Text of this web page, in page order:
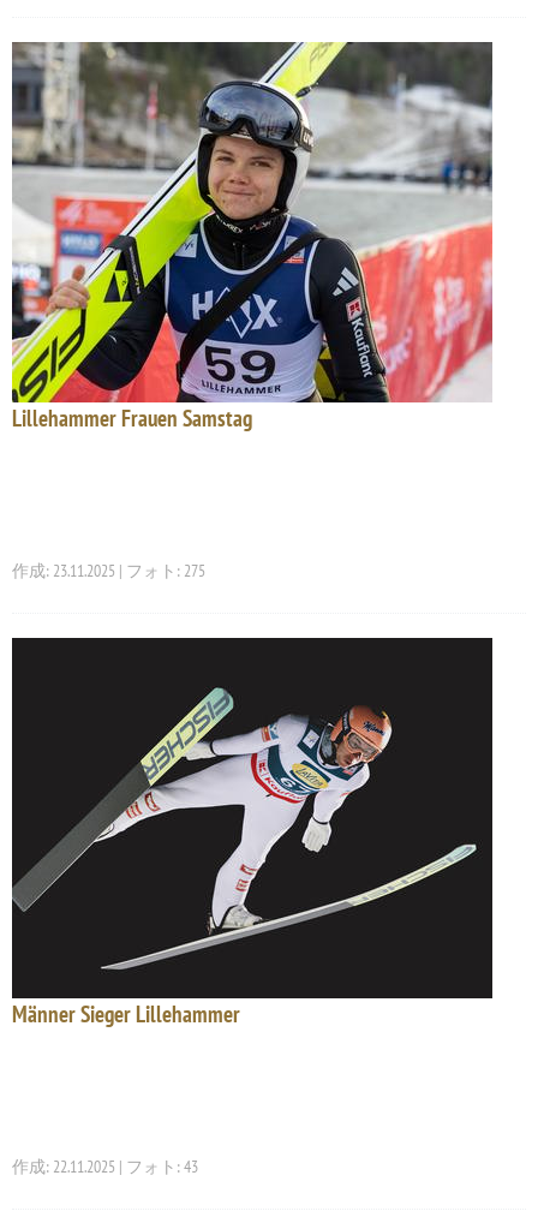
Lillehammer Frauen Samstag
作成: 23.11.2025 | フォト: 275
Männer Sieger Lillehammer
作成: 22.11.2025 | フォト: 43